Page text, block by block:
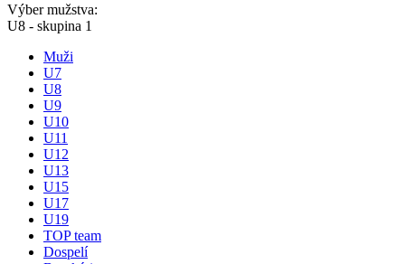
Výber mužstva:
U8 - skupina 1
Muži
U7
U8
U9
U10
U11
U12
U13
U15
U17
U19
TOP team
Dospelí